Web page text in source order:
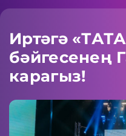
Иртәгә
бәйгесенең
карагыз!